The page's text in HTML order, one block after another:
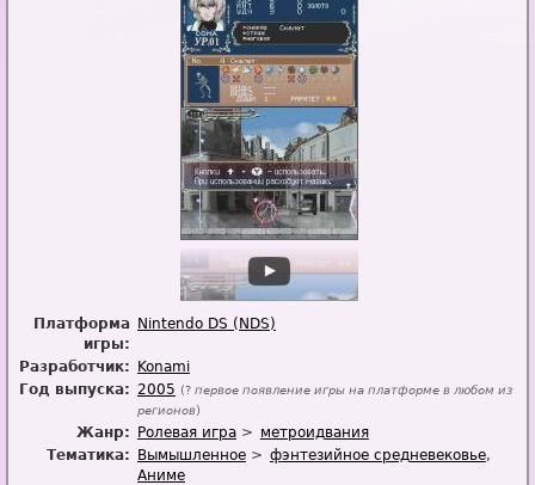
Платформа
игры:
Nintendo DS (NDS)
Разработчик:
Konami
Год выпуска: 2005 (? первое появление игры на платформе в любом из
регионов)
Жанр: Ролевая игра
метроидвания
Тематика:
Вымышленное
фэнтезийное средневековье
Аниме